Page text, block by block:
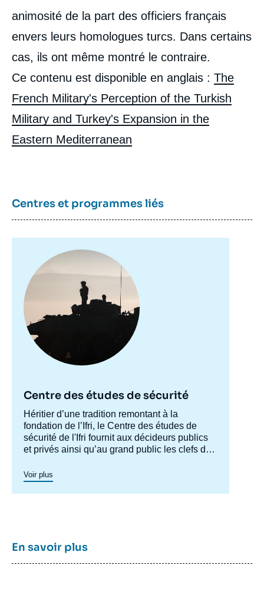
animosité de la part des officiers français
envers leurs homologues turcs. Dans certains
cas, ils ont même montré le contraire.
Ce contenu est disponible en anglais : The
French Military's Perception of the Turkish
Military and Turkey's Expansion in the
Eastern Mediterranean
Centres et programmes liés
principale
Centre des études de sécurité
Accroche
centre
Héritier d’une tradition remontant à la
fondation de l’Ifri, le Centre des études de
sécurité de l'Ifri fournit aux décideurs publics
et privés ainsi qu’au grand public les clefs de
modes de conflictualité contemporains et à
venir. Par son positionnement à la jointure du
politique et de l’opérationnel, la crédibilité de
dans le paysage français des
pôle unique de recherche et d’influence sur le
débat de défense national et international.
Voir plus
En savoir plus
Image
de
couverture
la
novembre 2021.
Copier